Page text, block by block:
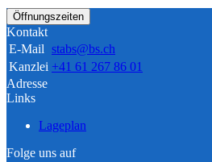
Öffnungszeiten
Kontakt
E-Mail stabs@bs.ch
Kanzlei +41 61 267 86 01
Adresse
Links
Lageplan
Folge uns auf